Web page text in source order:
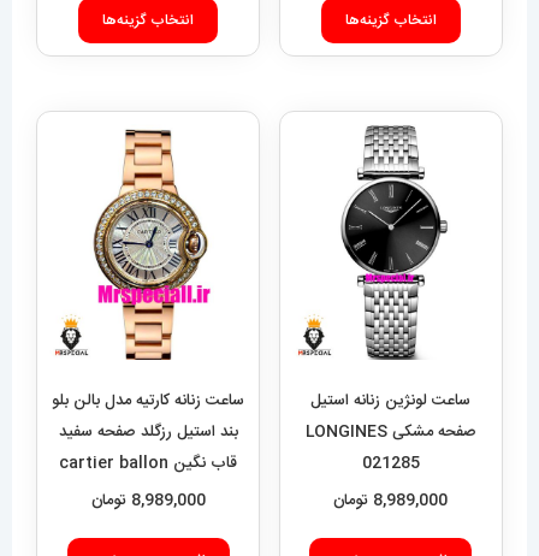
تا
انتخاب گزینه‌ها
محصول
انواع
ممکن
است
در
صفحه
شوند
تا
انتخاب گزینه‌ها
محصول
انواع
ممکن
است
در
صفحه
محصول
شوند
ساعت لونژین زنانه استیل
صفحه مشکی LONGINES
021285
8,989,000 تومان
ساعت زنانه کارتیه مدل بالن بلو
بند استیل رزگلد صفحه سفید
قاب نگین cartier ballon
bleu 020909
8,989,000 تومان